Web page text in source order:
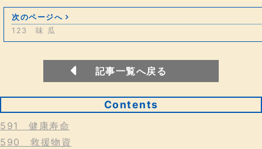
次のページへ
123 味 瓜
記事一覧へ戻る
Contents
591 健康寿命
590 救援物資